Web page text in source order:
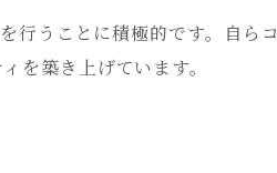
行うことに積極的です。自らコ
を築き上げています。